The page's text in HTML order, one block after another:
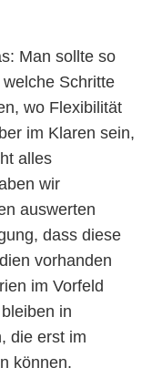
Man sollte so
Schritte
wo Flexibilität
im Klaren sein,
alles
wir
auswerten
dass diese
vorhanden
im Vorfeld
in
die erst im
können.